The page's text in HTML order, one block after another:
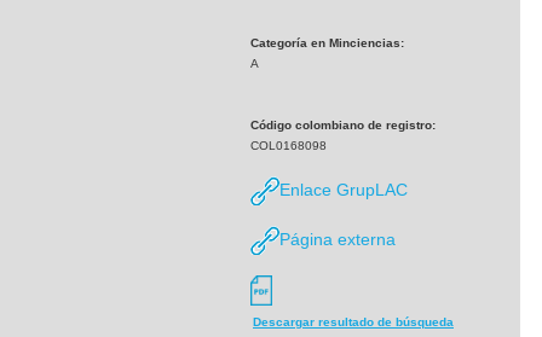
Categoría en Minciencias:
A
Código colombiano de registro:
COL0168098
Enlace GrupLAC
Página externa
Descargar resultado de búsqueda